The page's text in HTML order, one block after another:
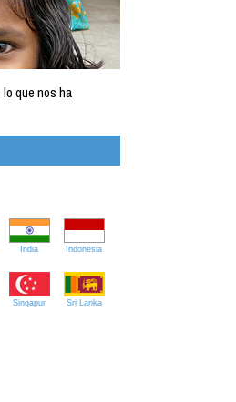
que nos ha
India Indonesia
Singapur Sri Lanka